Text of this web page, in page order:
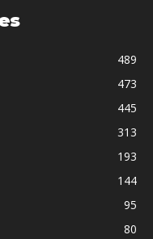
489
473
445
313
193
144
95
80